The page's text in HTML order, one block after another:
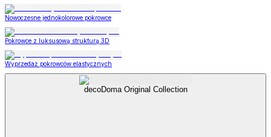
Nowoczesne jednokolorowe pokrowce
Pokrowce z luksusową strukturą 3D
Wyprzedaż pokrowców elastycznych
decoDoma Original Collection